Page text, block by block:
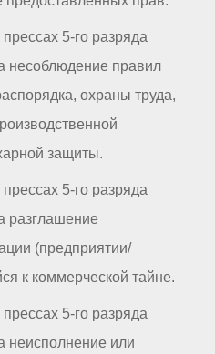
5-го разряда
несоблюдение правил
охраны труда,
защиты.
5-го разряда
разглашение
(предприятии/
к коммерческой тайне.
5-го разряда
неисполнение или